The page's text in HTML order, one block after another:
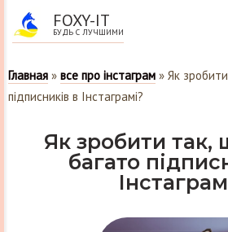
FOXY-IT
БУДЬ С ЛУЧШИМИ
Главная » все про інстаграм » Як
підписників в Інстаграмі?
Як зробити так,
багато